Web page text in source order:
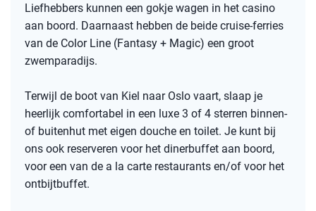
Liefhebbers kunnen een gokje wagen in het casino
aan boord. Daarnaast hebben de beide cruise-ferries
van de Color Line (Fantasy + Magic) een groot
zwemparadijs.
Terwijl de boot van Kiel naar Oslo vaart, slaap je
heerlijk comfortabel in een luxe 3 of 4 sterren binnen-
of buitenhut met eigen douche en toilet. Je kunt bij
ons ook reserveren voor het dinerbuffet aan boord,
voor een van de a la carte restaurants en/of voor het
ontbijtbuffet.